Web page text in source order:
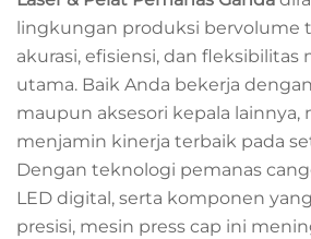
lingkungan produksi bervolume
akurasi, efisiensi, dan
utama. Baik Anda bekerja
maupun aksesori kepala
menjamin kinerja terbaik pada
Dengan teknologi pemanas
LED digital, serta komponen
presisi, mesin press cap ini